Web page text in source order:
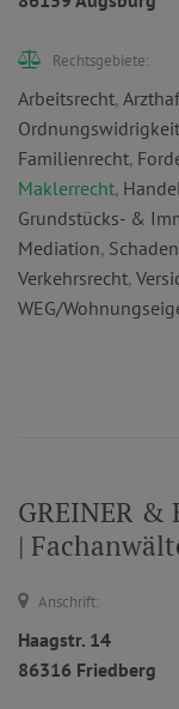
Rechtsgebiete:
Arbeitsrecht,
Familienrecht,
Maklerrecht,
Grundstücks- &
Mediation,
Verkehrsrecht,
WEG/
GREINER &
|
Anschrift:
Haagstr. 14
86316 Friedberg